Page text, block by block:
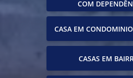
COM
CASA EM
CASAS EM